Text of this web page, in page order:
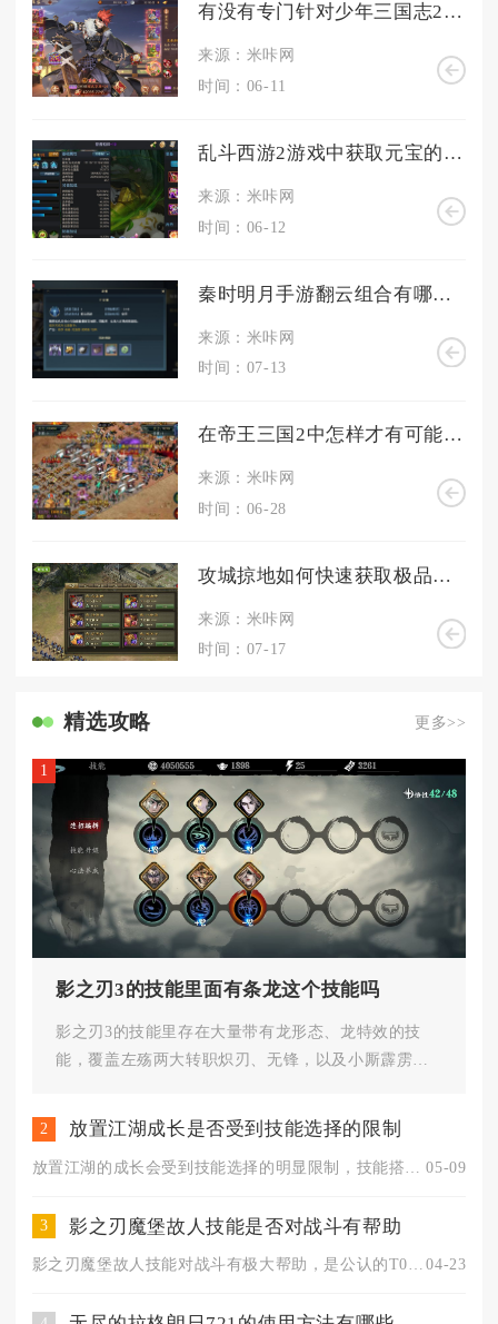
有没有专门针对少年三国志2孤狼魏延阵容的克制方法
来源：米咔网
时间：06-11
乱斗西游2游戏中获取元宝的技巧是什么
来源：米咔网
时间：06-12
秦时明月手游翻云组合有哪些优势
来源：米咔网
时间：07-13
在帝王三国2中怎样才有可能抓到将领
来源：米咔网
时间：06-28
攻城掠地如何快速获取极品套装装备
来源：米咔网
时间：07-17
精选攻略 更多>>
1
影之刃3的技能里面有条龙这个技能吗
影之刃3的技能里存在大量带有龙形态、龙特效的技
能，覆盖左殇两大转职炽刃、无锋，以及小厮霹雳分
2 放置江湖成长是否受到技能选择的限制
05-09
3 影之刃魔堡故人技能是否对战斗有帮助
04-23